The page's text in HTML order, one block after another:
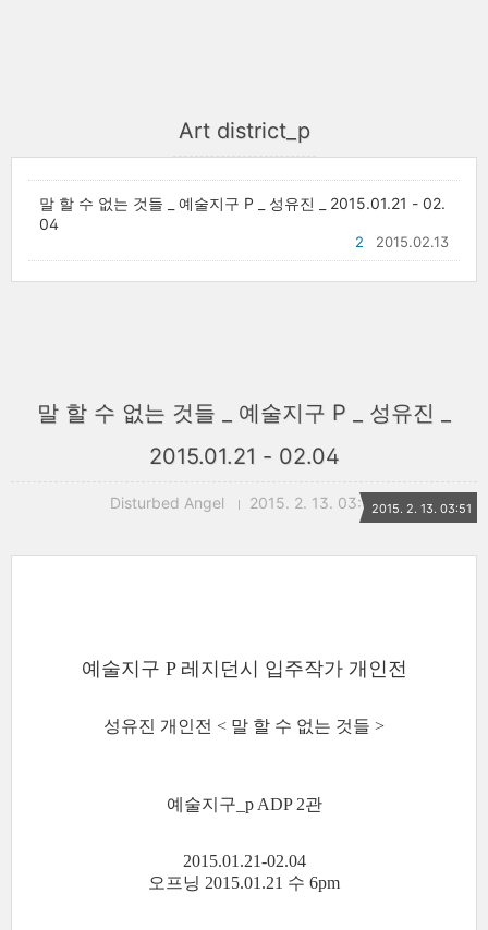
Art district_p
말 할 수 없는 것들 _ 예술지구 P _ 성유진 _ 2015.01.21 - 02.
04
2015.02.13
2
말 할 수 없는 것들 _ 예술지구 P _ 성유진 _
2015.01.21 - 02.04
Disturbed Angel 2015. 2. 13. 03:512015. 2. 13. 03:51
예술지구 P 레지던시 입주작가 개인전
성유진 개인전 < 말 할 수 없는 것들 >
예술지구_p ADP 2관
2015.01.21-02.04
오프닝 2015.01.21 수 6pm